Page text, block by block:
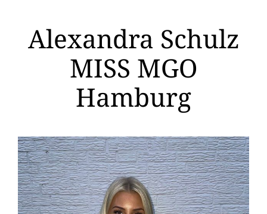
Alexandra Schulz
MISS MGO
Hamburg